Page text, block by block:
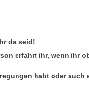
da seid!
erfahrt ihr, wenn ihr
habt oder